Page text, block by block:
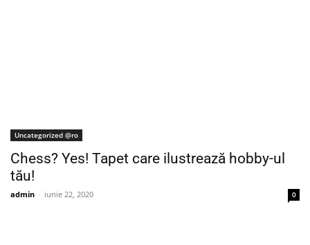
Uncategorized @ro
Chess? Yes! Tapet care ilustrează hobby-ul
tău!
admin - iunie 22, 2020 0